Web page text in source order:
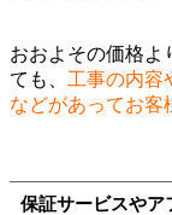
おおよその価格よ
ても、 工事の内容
などがあってお客
保証サービスやア